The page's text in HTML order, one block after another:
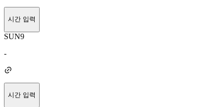
시간 입력
SUN9
-
시간 입력